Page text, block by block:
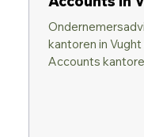
kantoren in
Accounts